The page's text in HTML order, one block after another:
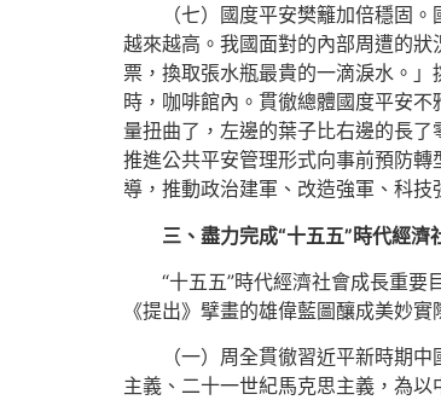
（七）國度平安樊籬加倍穩固
越來越高。我國面對的內部周遭的
票，換取張水瓶最貴的一滴淚水。
時，咖啡館內。貫徹總體國度平安
量扭曲了，左邊的葉子比右邊的長
推進公共平安管理形式向事前預防
導，推動政治建軍、改造強軍、科
三、盡力完成“十五五”時代經濟
“十五五”時代經濟社會成長重
《提出》擘畫的雄偉藍圖釀成美妙實
（一）周全貫徹習近平新時期
主義、二十一世紀馬克思主義，為